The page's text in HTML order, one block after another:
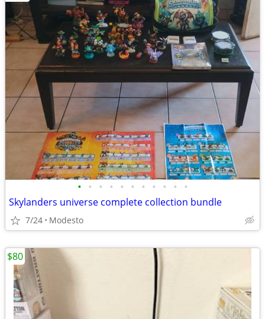
• • • • • • • • • • •
Skylanders universe complete collection bundle
7/24 Modesto
$80